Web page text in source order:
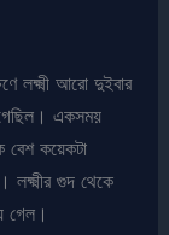
লক্ষ্মী আরো দুইবার
একসময়
বেশ কয়েকটা
লক্ষ্মীর গুদ থেকে
গেল।